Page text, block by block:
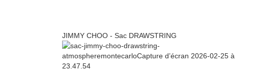
JIMMY CHOO - Sac DRAWSTRING